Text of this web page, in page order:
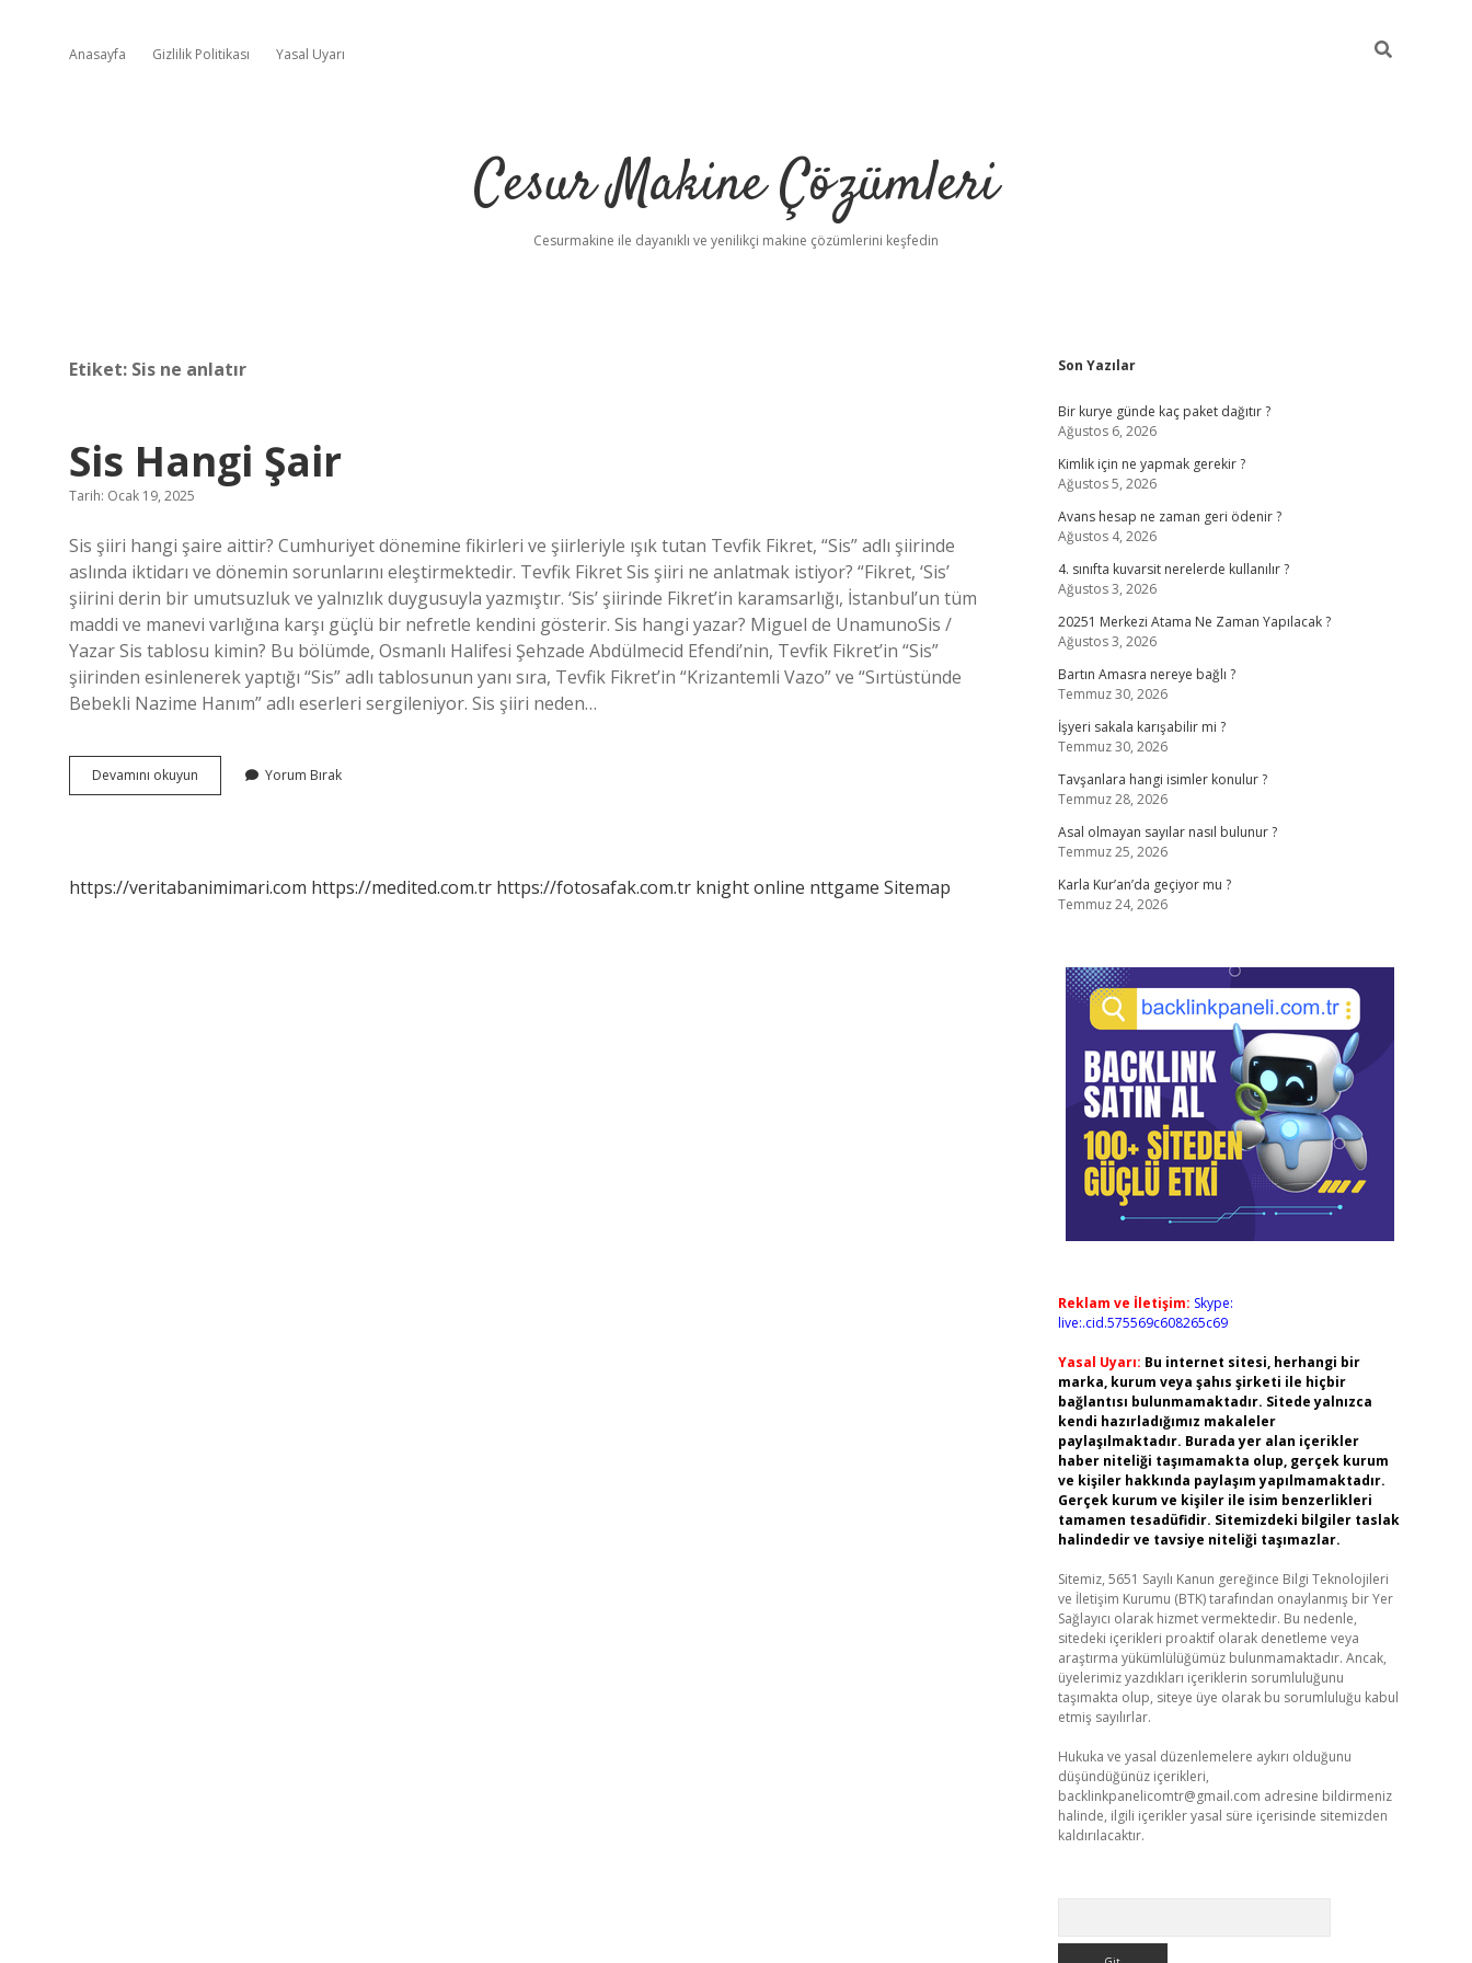
Anasayfa Gizlilik Politikası Yasal Uyarı
Cesur Makine Çözümleri
Cesurmakine ile dayanıklı ve yenilikçi makine çözümlerini keşfedin
Etiket: Sis ne anlatır
Sis Hangi Şair
Tarih: Ocak 19, 2025
Sis şiiri hangi şaire aittir? Cumhuriyet dönemine fikirleri ve şiirleriyle ışık tutan Tevfik Fikret, “Sis” adlı şiirinde
aslında iktidarı ve dönemin sorunlarını eleştirmektedir. Tevfik Fikret Sis şiiri ne anlatmak istiyor? “Fikret, ‘Sis’
şiirini derin bir umutsuzluk ve yalnızlık duygusuyla yazmıştır. ‘Sis’ şiirinde Fikret’in karamsarlığı, İstanbul’un tüm
maddi ve manevi varlığına karşı güçlü bir nefretle kendini gösterir. Sis hangi yazar? Miguel de UnamunoSis /
Yazar Sis tablosu kimin? Bu bölümde, Osmanlı Halifesi Şehzade Abdülmecid Efendi’nin, Tevfik Fikret’in “Sis”
şiirinden esinlenerek yaptığı “Sis” adlı tablosunun yanı sıra, Tevfik Fikret’in “Krizantemli Vazo” ve “Sırtüstünde
Bebekli Nazime Hanım” adlı eserleri sergileniyor. Sis şiiri neden…
Devamını okuyun
Hangi
Yorum Bırak
https://veritabanimimari.com https://medited.com.tr https://fotosafak.com.tr knight online nttgame Sitemap
Sidebar
Son Yazılar
Bir kurye günde kaç paket dağıtır ?
Ağustos 6, 2026
Kimlik için ne yapmak gerekir ?
Ağustos 5, 2026
Avans hesap ne zaman geri ödenir ?
Ağustos 4, 2026
4. sınıfta kuvarsit nerelerde kullanılır ?
Ağustos 3, 2026
20251 Merkezi Atama Ne Zaman Yapılacak ?
Ağustos 3, 2026
Bartın Amasra nereye bağlı ?
Temmuz 30, 2026
İşyeri sakala karışabilir mi ?
Temmuz 30, 2026
Tavşanlara hangi isimler konulur ?
Temmuz 28, 2026
Asal olmayan sayılar nasıl bulunur ?
Temmuz 25, 2026
Karla Kur’an’da geçiyor mu ?
Temmuz 24, 2026
Reklam ve İletişim: Skype:
live:.cid.575569c608265c69
Yasal Uyarı: Bu internet sitesi, herhangi bir
marka, kurum veya şahıs şirketi ile hiçbir
bağlantısı bulunmamaktadır. Sitede yalnızca
kendi hazırladığımız makaleler
paylaşılmaktadır. Burada yer alan içerikler
haber niteliği taşımamakta olup, gerçek kurum
ve kişiler hakkında paylaşım yapılmamaktadır.
Gerçek kurum ve kişiler ile isim benzerlikleri
tamamen tesadüfidir. Sitemizdeki bilgiler taslak
halindedir ve tavsiye niteliği taşımazlar.
Sitemiz, 5651 Sayılı Kanun gereğince Bilgi Teknolojileri
ve İletişim Kurumu (BTK) tarafından onaylanmış bir Yer
Sağlayıcı olarak hizmet vermektedir. Bu nedenle,
sitedeki içerikleri proaktif olarak denetleme veya
araştırma yükümlülüğümüz bulunmamaktadır. Ancak,
üyelerimiz yazdıkları içeriklerin sorumluluğunu
taşımakta olup, siteye üye olarak bu sorumluluğu kabul
etmiş sayılırlar.
Hukuka ve yasal düzenlemelere aykırı olduğunu
düşündüğünüz içerikleri,
backlinkpanelicomtr@gmail.com adresine bildirmeniz
halinde, ilgili içerikler yasal süre içerisinde sitemizden
kaldırılacaktır.